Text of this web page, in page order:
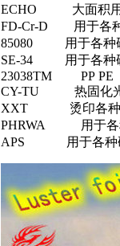
ECHO
大面积
FD-Cr-D
用于各
85080
用于各种
SE-34
用于各种
23038TM PP PE
CY-TU 热固化
XXT 烫印各
PHRWA
用于
APS
用于各种